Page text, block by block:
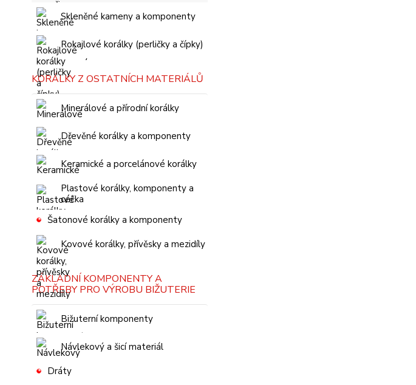
Skleněné kameny a komponenty
Rokajlové korálky (perličky a čípky)
KORÁLKY Z OSTATNÍCH MATERIÁLŮ
Minerálové a přírodní korálky
Dřevěné korálky a komponenty
Keramické a porcelánové korálky
Plastové korálky, komponenty a
céčka
Šatonové korálky a komponenty
Kovové korálky, přívěsky a mezidíly
ZÁKLADNÍ KOMPONENTY A
POTŘEBY PRO VÝROBU BIŽUTERIE
Bižuterní komponenty
Návlekový a šicí materiál
Dráty